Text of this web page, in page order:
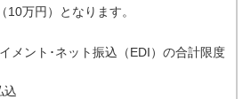
10万円）となります。
メント･ネット振込（EDI）の合計限度
込